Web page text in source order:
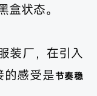
盒状态。
装厂，在引入
的感受是节奏稳